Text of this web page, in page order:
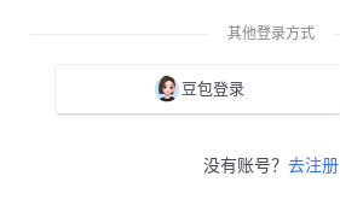
其他登录方式
豆包登录
没有账号？ 去注册